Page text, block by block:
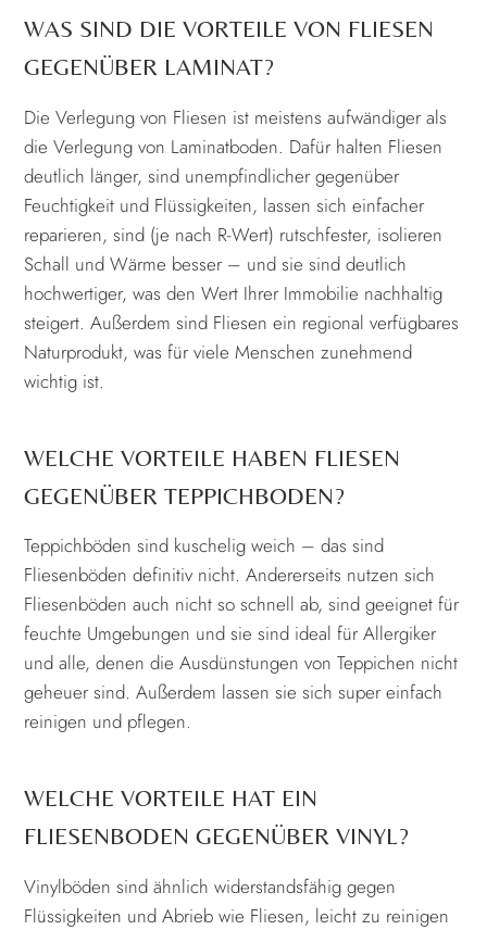
WAS SIND DIE VORTEILE VON FLIESEN
GEGENÜBER LAMINAT?
Die Verlegung von Fliesen ist meistens aufwändiger als
die Verlegung von Laminatboden. Dafür halten Fliesen
deutlich länger, sind unempfindlicher gegenüber
Feuchtigkeit und Flüssigkeiten, lassen sich einfacher
reparieren, sind (je nach R-Wert) rutschfester, isolieren
Schall und Wärme besser – und sie sind deutlich
hochwertiger, was den Wert Ihrer Immobilie nachhaltig
steigert. Außerdem sind Fliesen ein regional verfügbares
Naturprodukt, was für viele Menschen zunehmend
wichtig ist.
WELCHE VORTEILE HABEN FLIESEN
GEGENÜBER TEPPICHBODEN?
Teppichböden sind kuschelig weich – das sind
Fliesenböden definitiv nicht. Andererseits nutzen sich
Fliesenböden auch nicht so schnell ab, sind geeignet für
feuchte Umgebungen und sie sind ideal für Allergiker
und alle, denen die Ausdünstungen von Teppichen nicht
geheuer sind. Außerdem lassen sie sich super einfach
reinigen und pflegen.
WELCHE VORTEILE HAT EIN
FLIESENBODEN GEGENÜBER VINYL?
Vinylböden sind ähnlich widerstandsfähig gegen
Flüssigkeiten und Abrieb wie Fliesen, leicht zu reinigen